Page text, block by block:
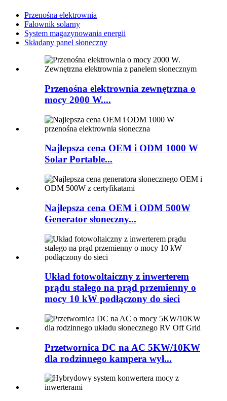
Przenośna elektrownia
Falownik solarny
System magazynowania energii
Składany panel słoneczny
Przenośna elektrownia zewnętrzna o
mocy 2000 W....
Najlepsza cena OEM i ODM 1000 W
Solar Portable...
Najlepsza cena OEM i ODM 500W
Generator słoneczny...
Układ fotowoltaiczny z inwerterem
prądu stałego na prąd przemienny o
mocy 10 kW podłączony do sieci
Przetwornica DC na AC 5KW/10KW
dla rodzinnego kampera wył...